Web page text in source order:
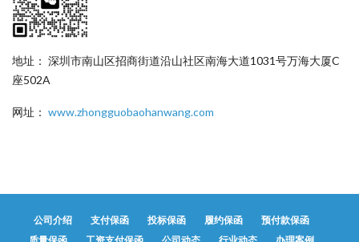
地址： 深圳市南山区招商街道沿山社区南海大道1031号万海大厦C
座502A
网址： www.zhongguobaohanwang.com
公司介绍 支付保函 投标保函 履约保函
预付款保函